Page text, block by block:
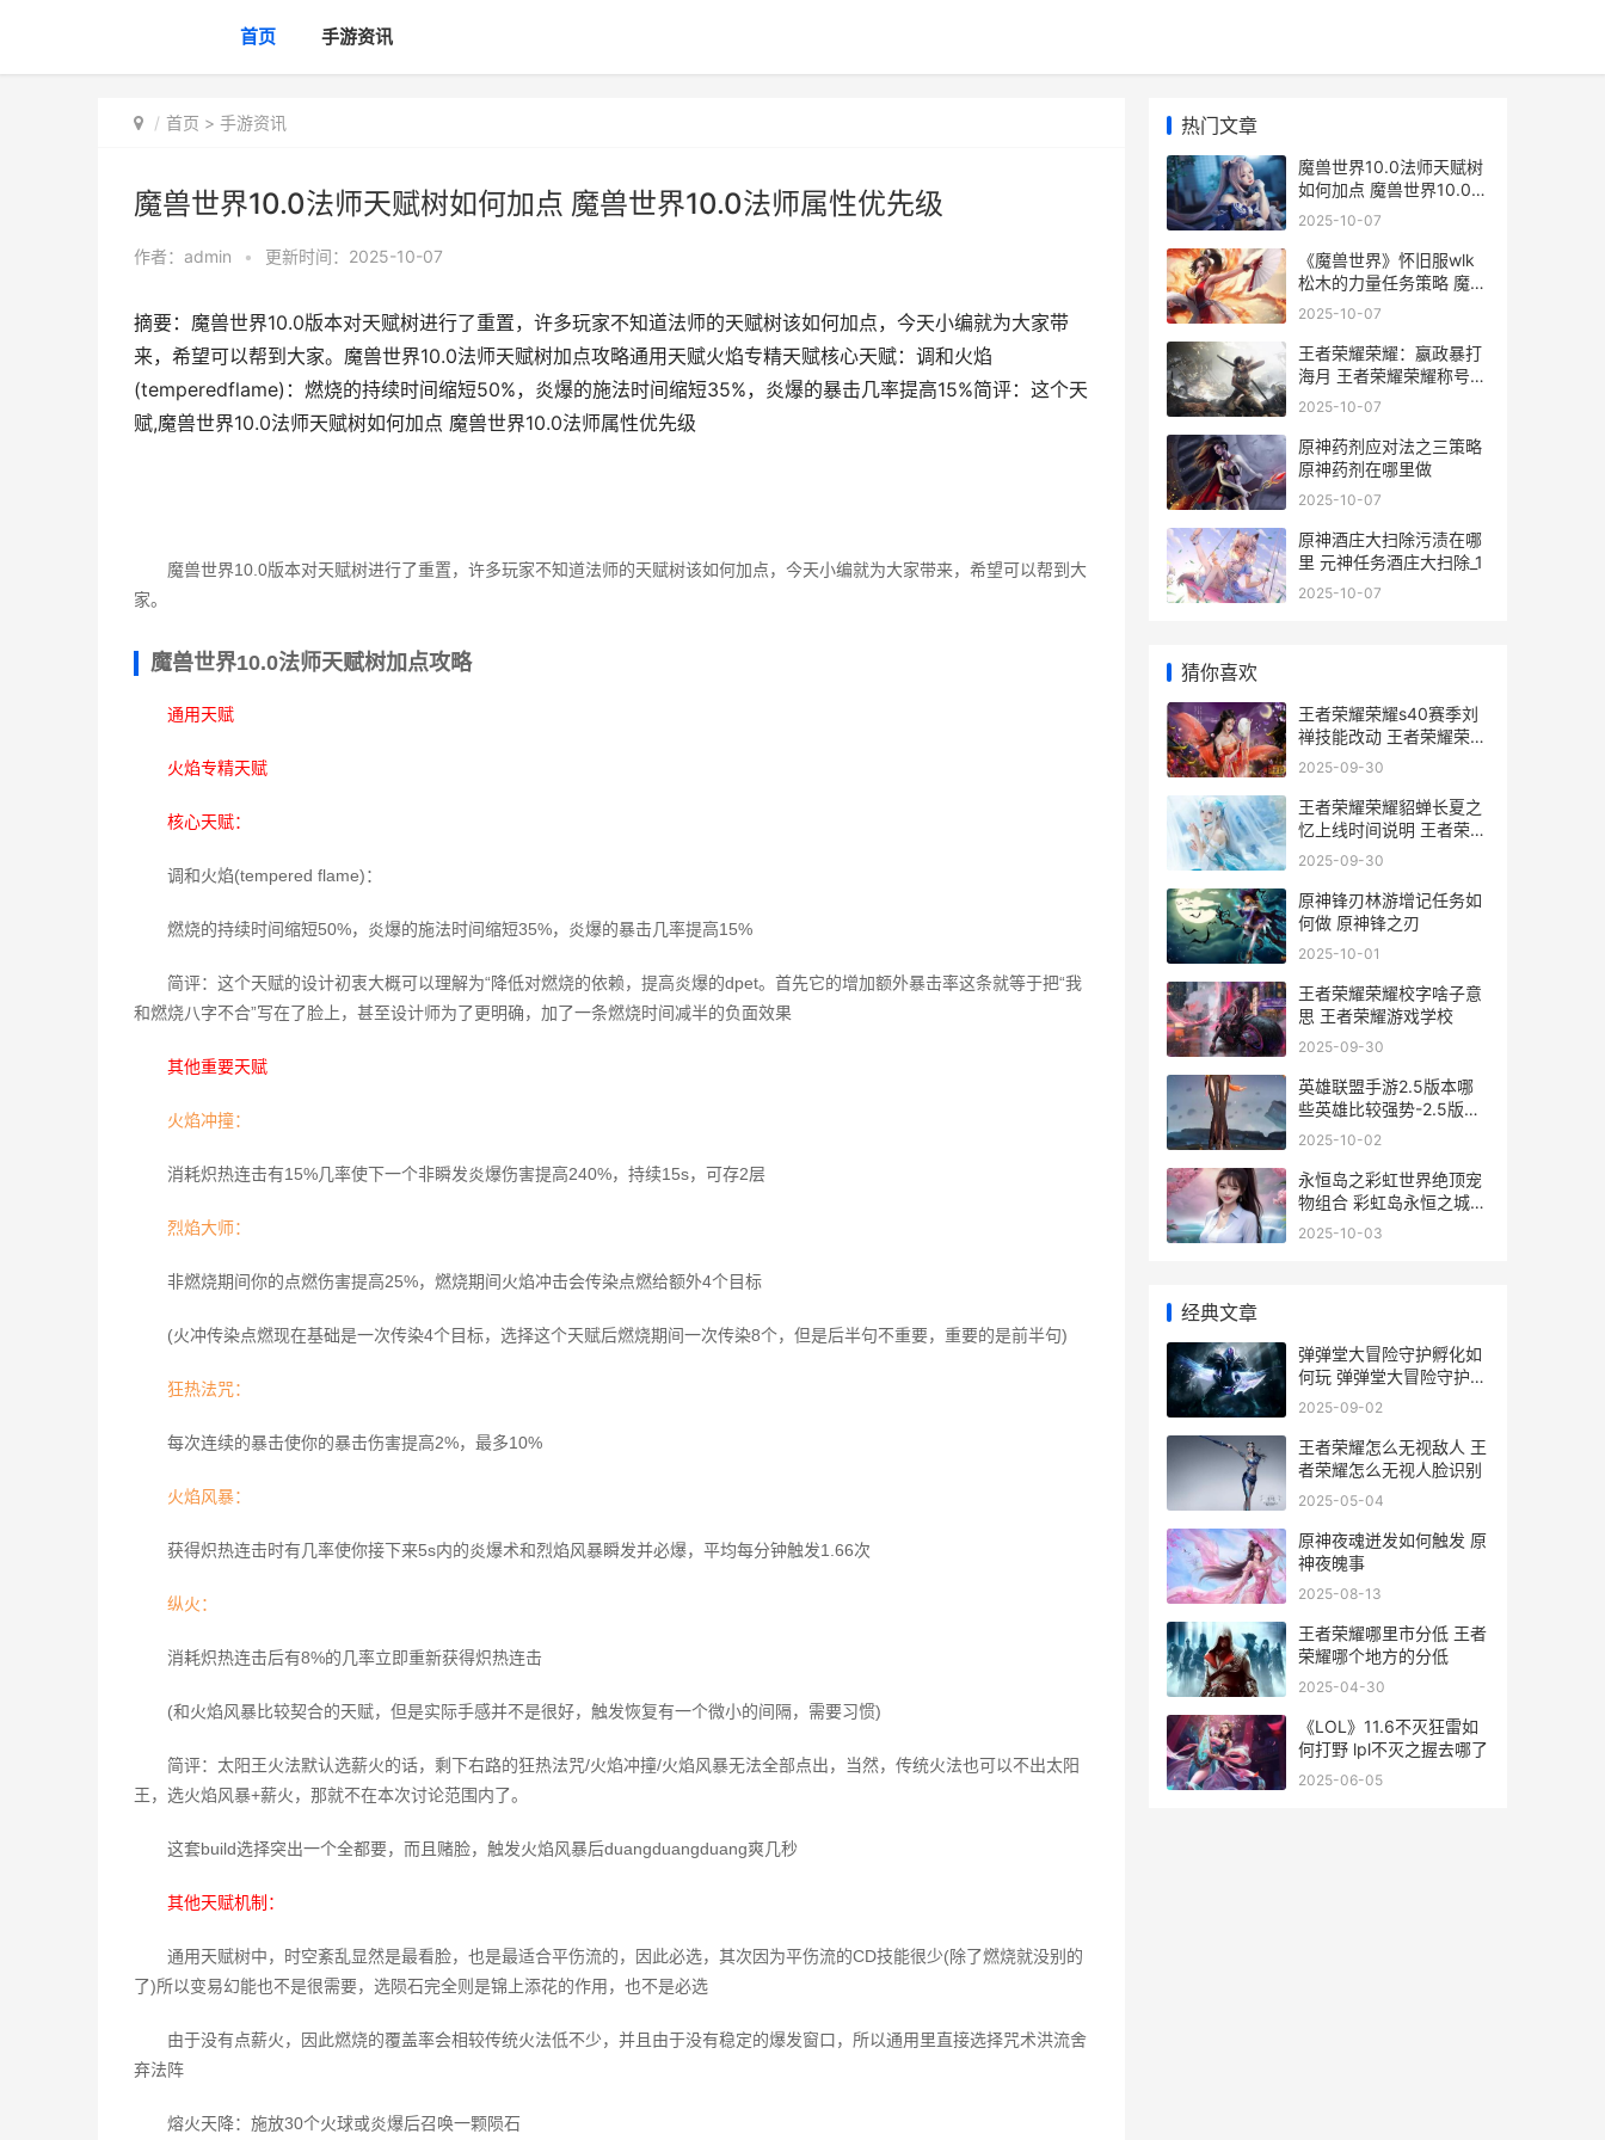
首页 手游资讯
首页 > 手游资讯
魔兽世界10.0法师天赋树如何加点 魔兽世界10.0法师属性优先级
作者： admin • 更新时间：2025-10-07
摘要：魔兽世界10.0版本对天赋树进行了重置，许多玩家不知道法师的天赋树该如何加点，今天小编就为大家带
来，希望可以帮到大家。魔兽世界10.0法师天赋树加点攻略通用天赋火焰专精天赋核心天赋：调和火焰
(temperedflame)：燃烧的持续时间缩短50%，炎爆的施法时间缩短35%，炎爆的暴击几率提高15%简评：这个天
赋,魔兽世界10.0法师天赋树如何加点 魔兽世界10.0法师属性优先级
魔兽世界10.0版本对天赋树进行了重置，许多玩家不知道法师的天赋树该如何加点，今天小编就为大家带来，希望可以帮到大
家。
魔兽世界10.0法师天赋树加点攻略
通用天赋
火焰专精天赋
核心天赋：
调和火焰(tempered flame)：
燃烧的持续时间缩短50%，炎爆的施法时间缩短35%，炎爆的暴击几率提高15%
简评：这个天赋的设计初衷大概可以理解为“降低对燃烧的依赖，提高炎爆的dpet。首先它的增加额外暴击率这条就等于把“我
和燃烧八字不合”写在了脸上，甚至设计师为了更明确，加了一条燃烧时间减半的负面效果
其他重要天赋
火焰冲撞：
消耗炽热连击有15%几率使下一个非瞬发炎爆伤害提高240%，持续15s，可存2层
烈焰大师：
非燃烧期间你的点燃伤害提高25%，燃烧期间火焰冲击会传染点燃给额外4个目标
(火冲传染点燃现在基础是一次传染4个目标，选择这个天赋后燃烧期间一次传染8个，但是后半句不重要，重要的是前半句)
狂热法咒：
每次连续的暴击使你的暴击伤害提高2%，最多10%
火焰风暴：
获得炽热连击时有几率使你接下来5s内的炎爆术和烈焰风暴瞬发并必爆，平均每分钟触发1.66次
纵火：
消耗炽热连击后有8%的几率立即重新获得炽热连击
(和火焰风暴比较契合的天赋，但是实际手感并不是很好，触发恢复有一个微小的间隔，需要习惯)
简评：太阳王火法默认选薪火的话，剩下右路的狂热法咒/火焰冲撞/火焰风暴无法全部点出，当然，传统火法也可以不出太阳
王，选火焰风暴+薪火，那就不在本次讨论范围内了。
这套build选择突出一个全都要，而且赌脸，触发火焰风暴后duangduangduang爽几秒
其他天赋机制：
通用天赋树中，时空紊乱显然是最看脸，也是最适合平伤流的，因此必选，其次因为平伤流的CD技能很少(除了燃烧就没别的
了)所以变易幻能也不是很需要，选陨石完全则是锦上添花的作用，也不是必选
由于没有点薪火，因此燃烧的覆盖率会相较传统火法低不少，并且由于没有稳定的爆发窗口，所以通用里直接选择咒术洪流舍
弃法阵
熔火天降：施放30个火球或炎爆后召唤一颗陨石
热门文章
魔兽世界10.0法师天赋树
如何加点 魔兽世界10.0法
师属性优先级
2025-10-07
《魔兽世界》怀旧服wlk
松木的力量任务策略 魔兽
世界怀旧服哪个服务器人
2025-10-07
王者荣耀荣耀：嬴政暴打
海月 王者荣耀荣耀称号哪
个含金量最高
2025-10-07
原神药剂应对法之三策略
原神药剂在哪里做
2025-10-07
原神酒庄大扫除污渍在哪
里 元神任务酒庄大扫除_1
2025-10-07
猜你喜欢
王者荣耀荣耀s40赛季刘
禅技能改动 王者荣耀荣耀
水晶保底多少
2025-09-30
王者荣耀荣耀貂蝉长夏之
忆上线时间说明 王者荣耀
荣耀貂蝉称号怎么获得
2025-09-30
原神锋刃林游增记任务如
何做 原神锋之刃
2025-10-01
王者荣耀荣耀校字啥子意
思 王者荣耀游戏学校
2025-09-30
英雄联盟手游2.5版本哪
些英雄比较强势-2.5版本
强势英雄推荐
2025-10-02
永恒岛之彩虹世界绝顶宠
物组合 彩虹岛永恒之城怎
么走
2025-10-03
经典文章
弹弹堂大冒险守护孵化如
何玩 弹弹堂大冒险守护兽
哪个好
2025-09-02
王者荣耀怎么无视敌人 王
者荣耀怎么无视人脸识别
2025-05-04
原神夜魂迸发如何触发 原
神夜魄事
2025-08-13
王者荣耀哪里市分低 王者
荣耀哪个地方的分低
2025-04-30
《LOL》11.6不灭狂雷如
何打野 lpl不灭之握去哪了
2025-06-05